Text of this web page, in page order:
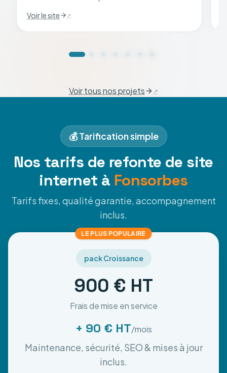
Voir le site
Voir tous nos projets
💰 Tarification simple
Nos tarifs de refonte de site
internet à Fonsorbes
Tarifs fixes, qualité garantie, accompagnement
inclus.
LE PLUS POPULAIRE
pack Croissance
900 € HT
Frais de mise en service
+ 90 € HT/mois
Maintenance, sécurité, SEO & mises à jour
inclus.